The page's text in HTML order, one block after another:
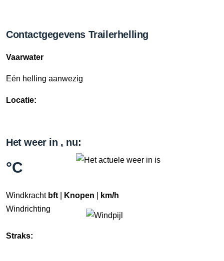
Contactgegevens Trailerhelling
Vaarwater
Eén helling aanwezig
Locatie:
Het weer in , nu:
°C
Windkracht bft Knopen
km/h
Windrichting
Straks: